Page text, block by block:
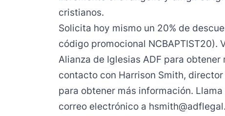
cristianos.
Solicita hoy mismo un 20% de
código promocional NCBAPTIST20).
Alianza de Iglesias ADF para obtener
contacto con Harrison Smith,
para obtener más información.
correo electrónico a